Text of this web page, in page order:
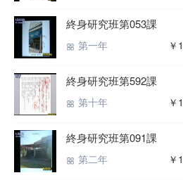
終身研究班第053課
第一年 ￥
終身研究班第592課
第十年 ￥
終身研究班第091課
第二年 ￥